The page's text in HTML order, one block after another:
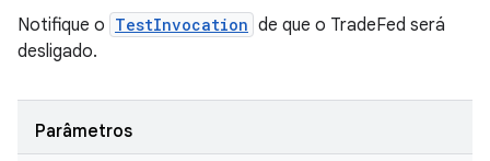
Notifique o TestInvocation de que o TradeFed será
desligado.
Parâmetros